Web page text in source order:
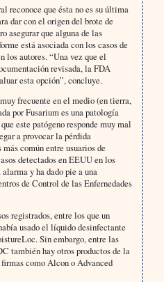
reconoce que ésta no es su última
dar con el origen del brote de
asegurar que alguna de las
está asociada con los casos de
los autores. “Una vez que el
revisada, la FDA
esta opción”, concluye.
frecuente en el medio (en tierra,
por Fusarium es una patología
este patógeno responde muy mal
a provocar la pérdida
común entre usuarios de
detectados en EEUU en los
y ha dado pie a una
de Control de las Enfernedades
registrados, entre los que un
usado el líquido desinfectante
Sin embargo, entre las
también hay otros productos de la
como Alcon o Advanced